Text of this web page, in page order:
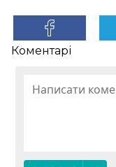
Коментарі